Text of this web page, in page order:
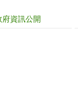
府資訊公開